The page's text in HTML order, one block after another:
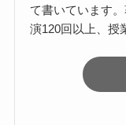
て書いています
演120回以上、授